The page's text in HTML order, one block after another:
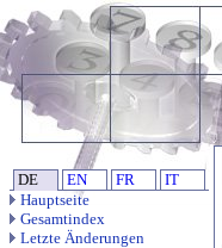
DE EN FR
IT
Hauptseite
Gesamtindex
Letzte Änderungen